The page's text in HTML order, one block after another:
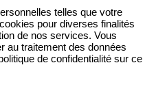
telles que votre
pour diverses finalités
de nos services. Vous
au traitement des données
de confidentialité sur ce